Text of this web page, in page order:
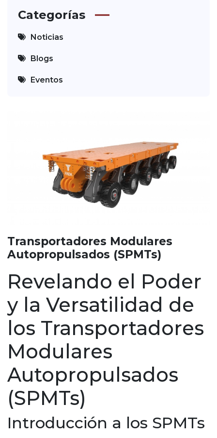
Transportadores Modulares
Autopropulsados (SPMTs)
Revelando el Poder
y la Versatilidad de
los Transportadores
Modulares
Autopropulsados
(SPMTs)
Introducción a los SPMTs
Categorías
Noticias
Blogs
Eventos